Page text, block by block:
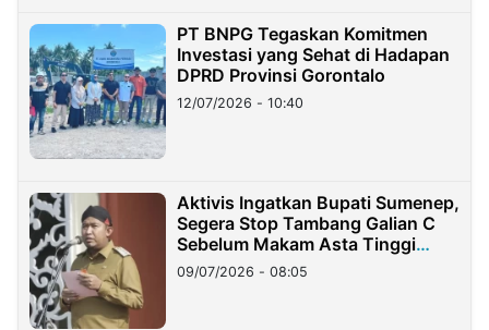
PT BNPG Tegaskan Komitmen
Investasi yang Sehat di Hadapan
DPRD Provinsi Gorontalo
12/07/2026 - 10:40
Aktivis Ingatkan Bupati Sumenep,
Segera Stop Tambang Galian C
Sebelum Makam Asta Tinggi
Longsor
09/07/2026 - 08:05